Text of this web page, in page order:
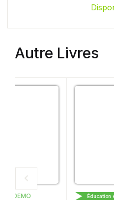
Autre Livres
CARTHAGE BOOKS
Éducation et Parascolaires